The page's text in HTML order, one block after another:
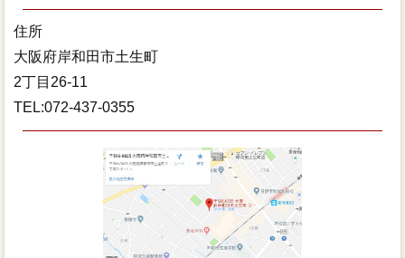
住所
大阪府岸和田市土生町
2丁目26-11
TEL:072-437-0355